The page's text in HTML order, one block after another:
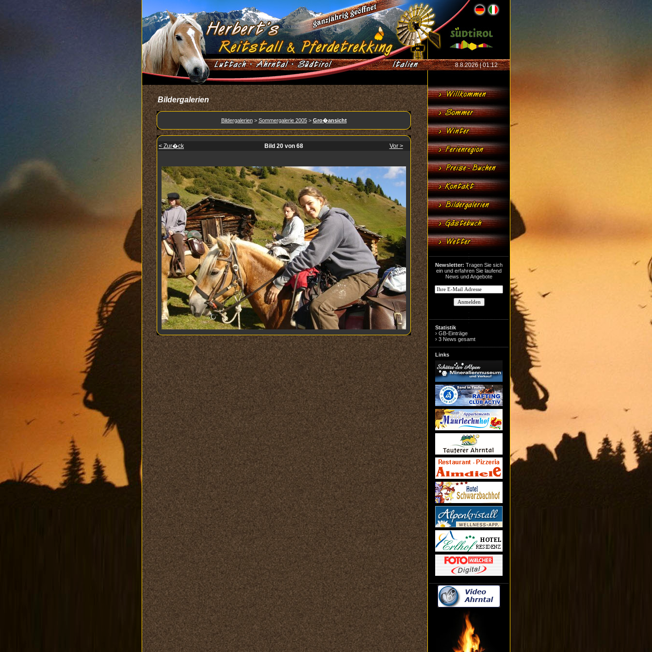
8.8.2026 | 01:12
Bildergalerien
Bildergalerien> Sommergalerie 2005> Gro�ansicht
< Zur�ck Bild 20 von 68 Vor >
Newsletter: Tragen Sie sich
ein und erfahren Sie laufend
News und Angebote
Statistik
› GB-Einträge
› 3 News gesamt
Links